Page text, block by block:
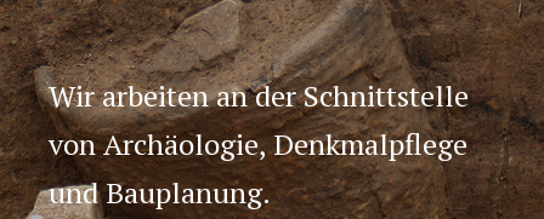
Wir arbeiten an der Schnittstelle
von Archäologie, Denkmalpflege
und Bauplanung.